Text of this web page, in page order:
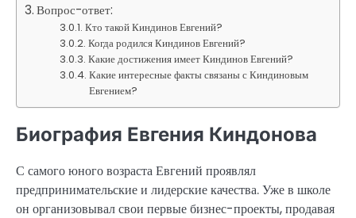
Вопрос-ответ:
Кто такой Киндинов Евгений?
Когда родился Киндинов Евгений?
Какие достижения имеет Киндинов Евгений?
Какие интересные факты связаны с Киндиновым
Евгением?
Биография Евгения Киндонова
С самого юного возраста Евгений проявлял
предпринимательские и лидерские качества. Уже в школе
он организовывал свои первые бизнес-проекты, продавая